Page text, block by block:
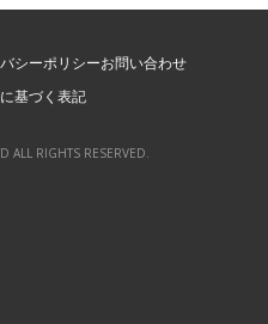
シーポリシーお問い合わせ
基づく表記
ALL RIGHTS RESERVED.